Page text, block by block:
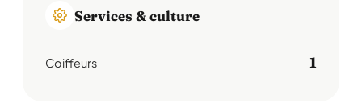
Services & culture
Coiffeurs 1